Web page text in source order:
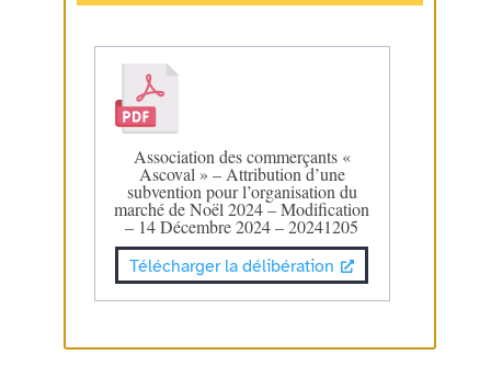
Association des commerçants «
Ascoval » – Attribution d’une
subvention pour l’organisation du
marché de Noël 2024 – Modification
– 14 Décembre 2024 – 20241205
Télécharger la délibération